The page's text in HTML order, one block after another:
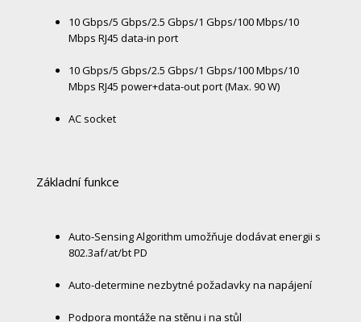
10 Gbps/5 Gbps/2.5 Gbps/1 Gbps/100 Mbps/10
Mbps RJ45 data-in port
10 Gbps/5 Gbps/2.5 Gbps/1 Gbps/100 Mbps/10
Mbps RJ45 power+data-out port (Max. 90 W)
AC socket
Základní funkce
Auto-Sensing Algorithm umožňuje dodávat energii s
802.3af/at/bt PD
Auto-determine nezbytné požadavky na napájení
Podpora montáže na stěnu i na stůl